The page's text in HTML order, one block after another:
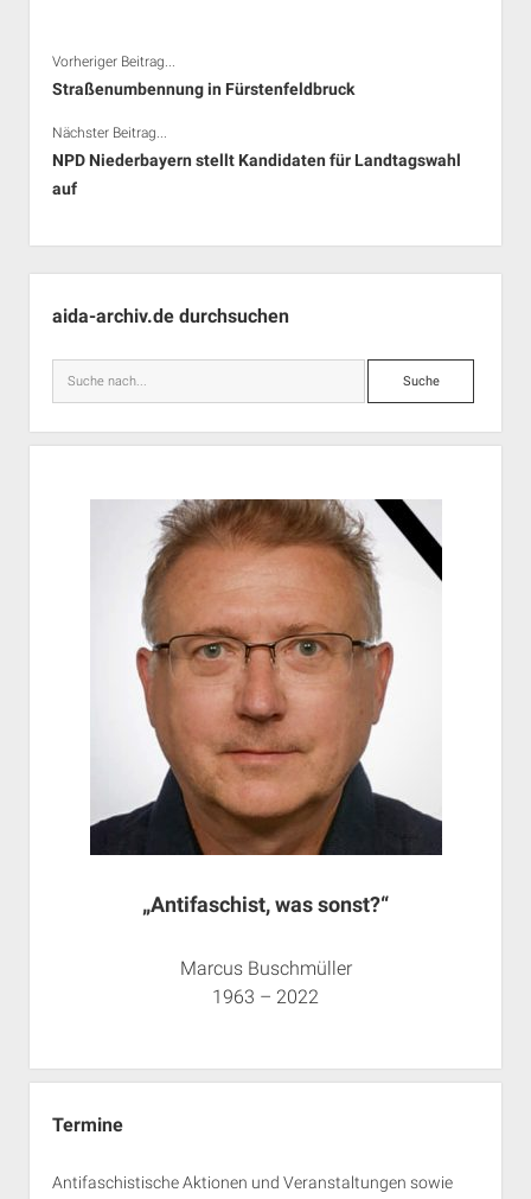
Vorheriger Beitrag...
Straßenumbennung in Fürstenfeldbruck
Nächster Beitrag...
NPD Niederbayern stellt Kandidaten für Landtagswahl
auf
aida-archiv.de durchsuchen
Suche
„Antifaschist, was sonst?“
Marcus Buschmüller
1963 – 2022
Termine
Antifaschistische Aktionen und Veranstaltungen sowie